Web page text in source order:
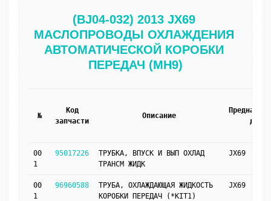
(BJ04-032) 2013 JX69
МАСЛОПРОВОДЫ ОХЛАЖДЕНИЯ
АВТОМАТИЧЕСКОЙ КОРОБКИ
ПЕРЕДАЧ (MH9)
№
Код
запчасти
Описание
для
00
1
95017226
ТРУБКА, ВПУСК И ВЫП ОХЛАД
ТРАНСМ ЖИДК
JX69
00
1
96960588
ТРУБА, ОХЛАЖДАЮЩАЯ ЖИДКОСТЬ
КОРОБКИ ПЕРЕДАЧ (*KIT1)
JX69